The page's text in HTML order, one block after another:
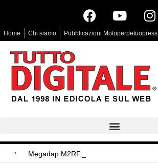
Home Chi siamo Pubblicazioni Motoperpetuopress
Megadap M2RF, il primo adattatore a
Arri Rental, evoluzioni in arrivo